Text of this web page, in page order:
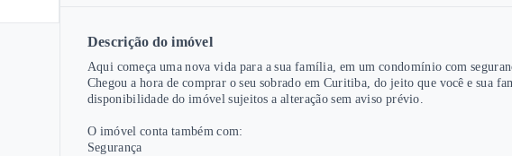
Descrição do imóvel
Aqui começa uma nova vida para a sua família, em um condomínio com
Chegou a hora de comprar o seu sobrado em Curitiba, do jeito que você e sua
disponibilidade do imóvel sujeitos a alteração sem aviso prévio.
O imóvel conta também com:
Segurança